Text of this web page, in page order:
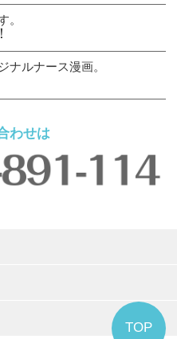
。
ナルナース漫画。
TOP
わせは